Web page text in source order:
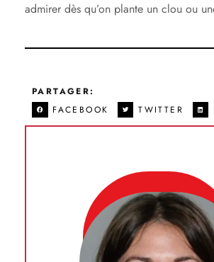
admirer dès qu’on plante un clou ou
PARTAGER:
FACEBOOK
TWITTER